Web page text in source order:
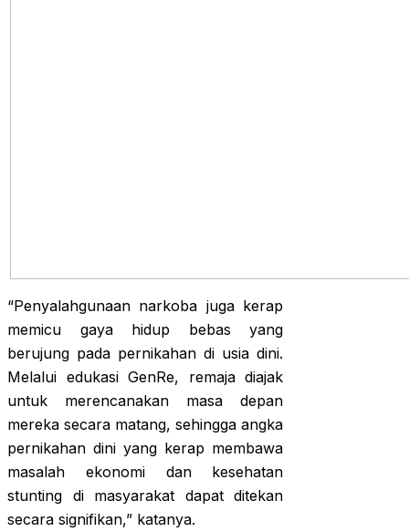
“Penyalahgunaan narkoba juga kerap
memicu gaya hidup bebas yang
berujung pada pernikahan di usia dini.
Melalui edukasi GenRe, remaja diajak
untuk merencanakan masa depan
mereka secara matang, sehingga angka
pernikahan dini yang kerap membawa
masalah ekonomi dan kesehatan
stunting di masyarakat dapat ditekan
secara signifikan,” katanya.